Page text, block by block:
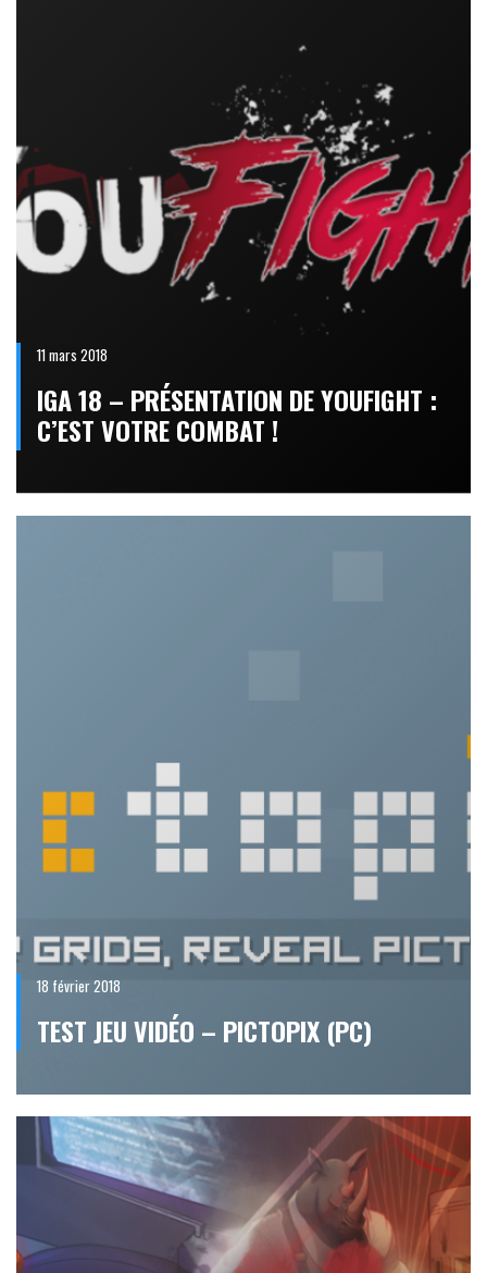
11 mars 2018
IGA 18 – PRÉSENTATION DE YOUFIGHT :
C’EST VOTRE COMBAT !
18 février 2018
TEST JEU VIDÉO – PICTOPIX (PC)